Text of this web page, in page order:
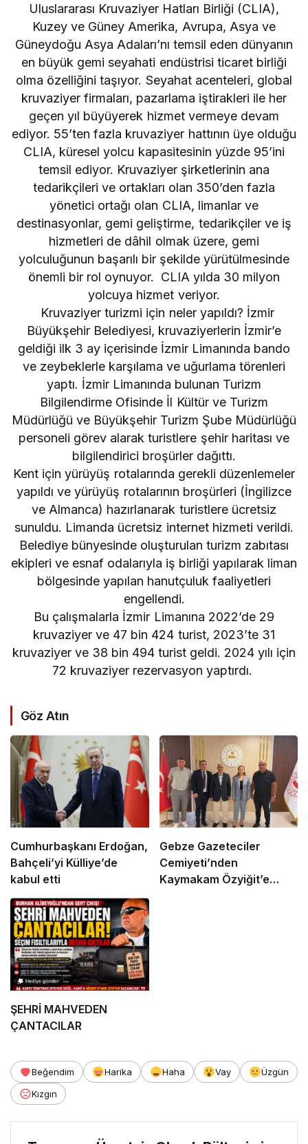
Uluslararası Kruvaziyer Hatları Birliği (CLIA),
Kuzey ve Güney Amerika, Avrupa, Asya ve
Güneydoğu Asya Adaları’nı temsil eden dünyanın
en büyük gemi seyahati endüstrisi ticaret birliği
olma özelliğini taşıyor. Seyahat acenteleri, global
kruvaziyer firmaları, pazarlama iştirakleri ile her
geçen yıl büyüyerek hizmet vermeye devam
ediyor. 55’ten fazla kruvaziyer hattının üye olduğu
CLIA, küresel yolcu kapasitesinin yüzde 95’ini
temsil ediyor. Kruvaziyer şirketlerinin ana
tedarikçileri ve ortakları olan 350’den fazla
yönetici ortağı olan CLIA, limanlar ve
destinasyonlar, gemi geliştirme, tedarikçiler ve iş
hizmetleri de dâhil olmak üzere, gemi
yolculuğunun başarılı bir şekilde yürütülmesinde
önemli bir rol oynuyor. CLIA yılda 30 milyon
yolcuya hizmet veriyor.
Kruvaziyer turizmi için neler yapıldı? İzmir
Büyükşehir Belediyesi, kruvaziyerlerin İzmir’e
geldiği ilk 3 ay içerisinde İzmir Limanında bando
ve zeybeklerle karşılama ve uğurlama törenleri
yaptı. İzmir Limanında bulunan Turizm
Bilgilendirme Ofisinde İl Kültür ve Turizm
Müdürlüğü ve Büyükşehir Turizm Şube Müdürlüğü
personeli görev alarak turistlere şehir haritası ve
bilgilendirici broşürler dağıttı.
Kent için yürüyüş rotalarında gerekli düzenlemeler
yapıldı ve yürüyüş rotalarının broşürleri (İngilizce
ve Almanca) hazırlanarak turistlere ücretsiz
sunuldu. Limanda ücretsiz internet hizmeti verildi.
Belediye bünyesinde oluşturulan turizm zabıtası
ekipleri ve esnaf odalarıyla iş birliği yapılarak liman
bölgesinde yapılan hanutçuluk faaliyetleri
engellendi.
Bu çalışmalarla İzmir Limanına 2022’de 29
kruvaziyer ve 47 bin 424 turist, 2023’te 31
kruvaziyer ve 38 bin 494 turist geldi. 2024 yılı için
72 kruvaziyer rezervasyon yaptırdı.
Göz Atın
Cumhurbaşkanı Erdoğan,
Bahçeli’yi Külliye’de
kabul etti
Gebze Gazeteciler
Cemiyeti’nden
Kaymakam Özyiğit’e
ŞEHRİ MAHVEDEN
ÇANTACILAR
Beğendim Harika Haha Vay
Üzgün
Kızgın